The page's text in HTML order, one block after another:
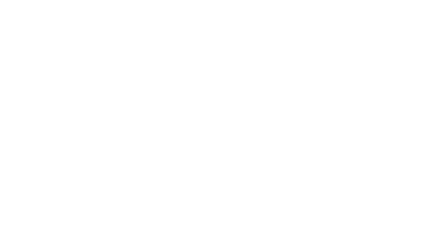
Emergência é suficiente tem um
de urgência em Portugal?
médicos
pré-hospitalar
e cada profissional faz a diferença”